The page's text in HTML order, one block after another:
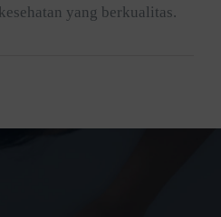
yang berkualitas.